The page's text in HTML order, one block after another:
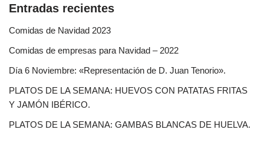
Entradas recientes
Comidas de Navidad 2023
Comidas de empresas para Navidad – 2022
Día 6 Noviembre: «Representación de D. Juan Tenorio».
PLATOS DE LA SEMANA: HUEVOS CON PATATAS FRITAS
Y JAMÓN IBÉRICO.
PLATOS DE LA SEMANA: GAMBAS BLANCAS DE HUELVA.